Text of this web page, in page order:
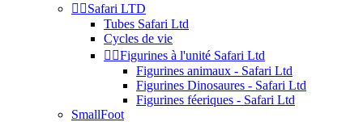
 Safari LTD
Tubes Safari Ltd
Cycles de vie
 Figurines à l'unité Safari Ltd
Figurines animaux - Safari Ltd
Figurines Dinosaures - Safari Ltd
Figurines féeriques - Safari Ltd
SmallFoot